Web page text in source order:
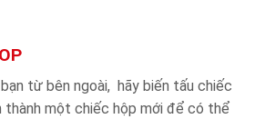
từ bên ngoài, hãy biến tấu chiếc
thành một chiếc hộp mới để có thể